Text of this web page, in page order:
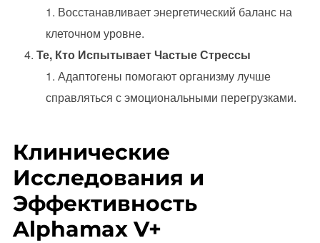
Восстанавливает энергетический баланс на
клеточном уровне.
Те, Кто Испытывает Частые Стрессы
Адаптогены помогают организму лучше
справляться с эмоциональными перегрузками.
Клинические
Исследования и
Эффективность
Alphamax V+